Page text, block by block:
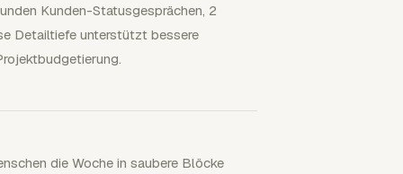
Kunden-Statusgesprächen, 2
Detailtiefe unterstützt bessere
die Woche in saubere Blöcke